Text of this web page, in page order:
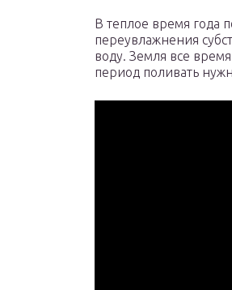
В теплое время года
переувлажнения
воду. Земля все
период поливать